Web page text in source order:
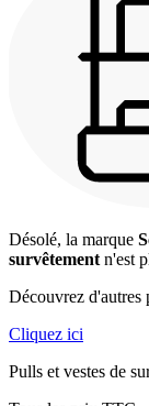
Désolé, la marque
survêtement n'est
Découvrez d'autres
Cliquez ici
Pulls et vestes de